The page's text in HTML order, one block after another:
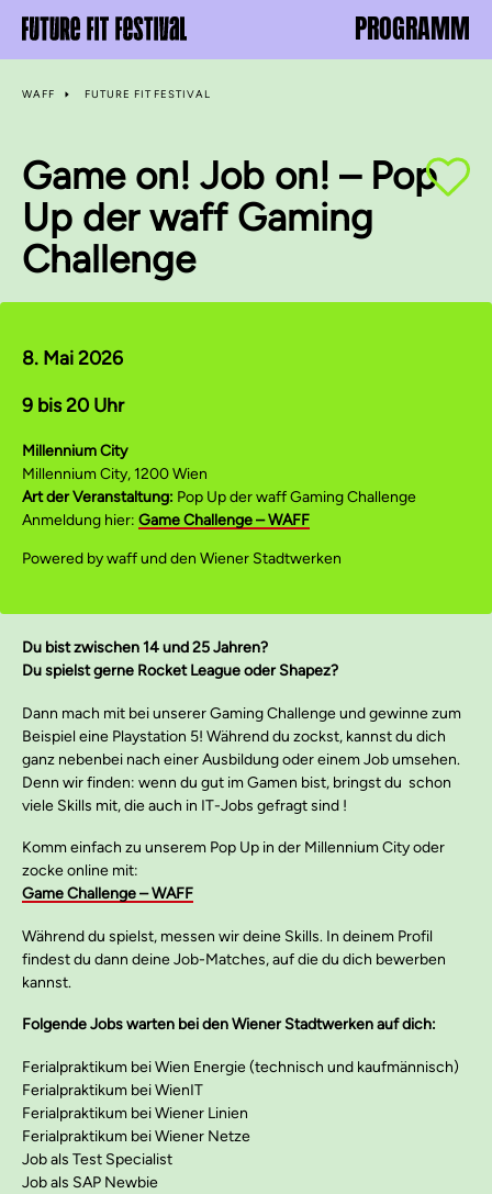
PROGRAMM
WAFF FUTURE FIT FESTIVAL
Game on! Job on! – Pop
Up der waff Gaming
Challenge
8. Mai 2026
9 bis 20 Uhr
Millennium City
Millennium City, 1200 Wien
Art der Veranstaltung: Pop Up derwaffGaming Challenge
Anmeldung hier: Game Challenge – WAFF
Powered by waff und den Wiener Stadtwerken
Du bist zwischen 14 und 25 Jahren?
Du spielst gerne Rocket League oder Shapez?
Dann mach mit bei unserer Gaming Challenge und gewinne zum
Beispiel eine Playstation 5! Während du zockst, kannst du dich
ganz nebenbei nach einer Ausbildung oder einem Job umsehen.
Denn wir finden: wenn du gut im Gamen bist, bringst du schon
viele Skills mit, die auch in IT-Jobs gefragt sind !
Komm einfach zu unserem Pop Up in der Millennium City oder
zocke online mit:
Game Challenge – WAFF
Während du spielst, messen wir deine Skills. In deinem Profil
findest du dann deine Job-Matches, auf die du dich bewerben
kannst.
Folgende Jobs warten bei den Wiener Stadtwerken auf dich:
Ferialpraktikum bei Wien Energie (technisch und kaufmännisch)
Ferialpraktikum bei WienIT
Ferialpraktikum bei Wiener Linien
Ferialpraktikum bei Wiener Netze
Job als Test Specialist
Job als SAP Newbie